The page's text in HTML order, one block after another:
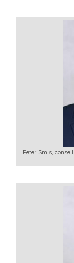
Peter Smis,